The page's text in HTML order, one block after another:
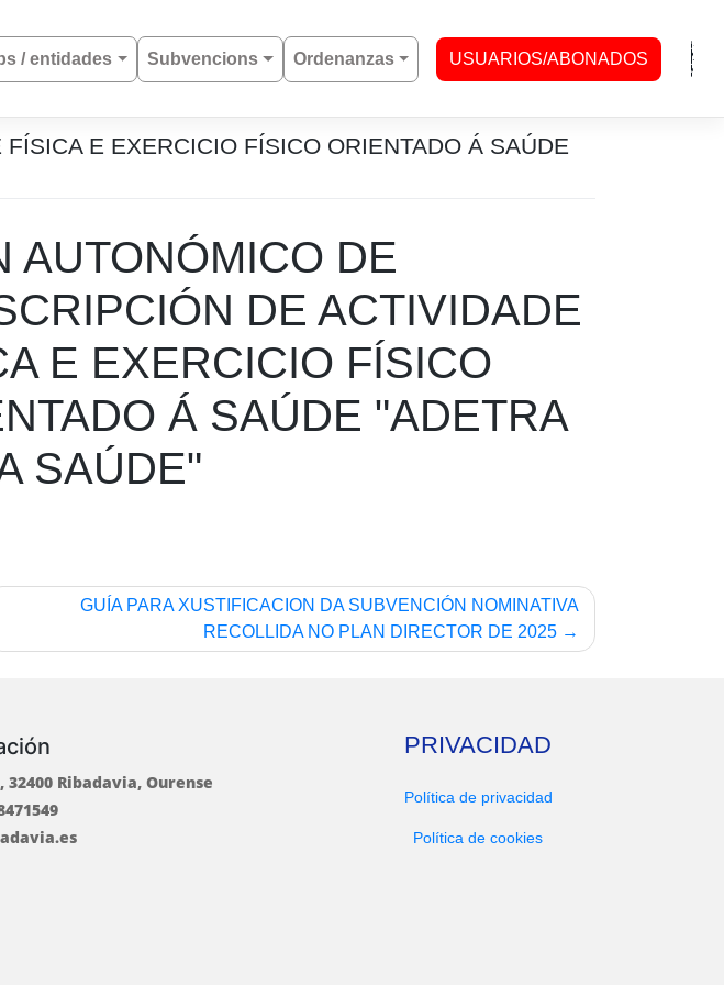
/ entidades Subvencions Ordenanzas USUARIOS/ABONADOS
E EXERCICIO FÍSICO ORIENTADO Á SAÚDE
AUTONÓMICO DE
DE ACTIVIDADE
E EXERCICIO FÍSICO
Á SAÚDE "ADETRA
SAÚDE"
GUÍA PARA XUSTIFICACION DA SUBVENCIÓN NOMINATIVA
RECOLLIDA NO PLAN DIRECTOR DE 2025
32400 Ribadavia, Ourense
PRIVACIDAD
Política de privacidad
Política de cookies